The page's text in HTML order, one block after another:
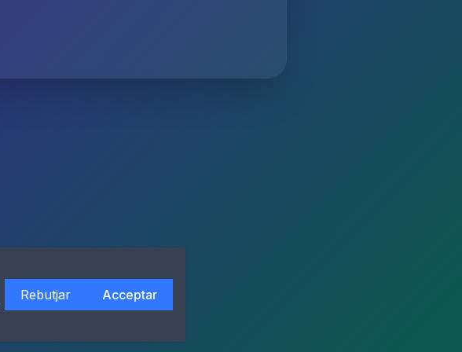
Rebutjar Acceptar